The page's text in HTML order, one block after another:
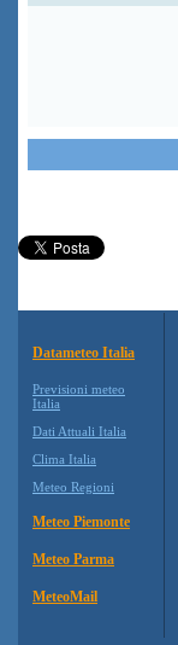
Datameteo Italia
Previsioni meteo
Italia
Dati Attuali Italia
Clima Italia
Meteo Regioni
Meteo Piemonte
Meteo Parma
MeteoMail